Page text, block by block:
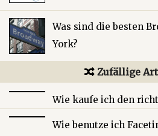
Was sind die besten
York?
Zufällige
Wie kaufe ich den
Wie benutze ich